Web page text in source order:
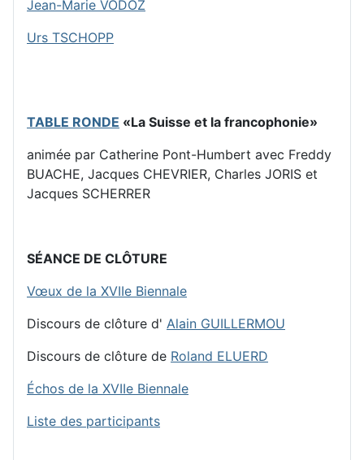
Jean-Marie VODOZ
Urs TSCHOPP
TABLE RONDE «La Suisse et la francophonie»
animée par Catherine Pont-Humbert avec Freddy
BUACHE, Jacques CHEVRIER, Charles JORIS et
Jacques SCHERRER
SÉANCE DE CLÔTURE
Vœux de la XVIIe Biennale
Discours de clôture d' Alain GUILLERMOU
Discours de clôture de Roland ELUERD
Échos de la XVIIe Biennale
Liste des participants